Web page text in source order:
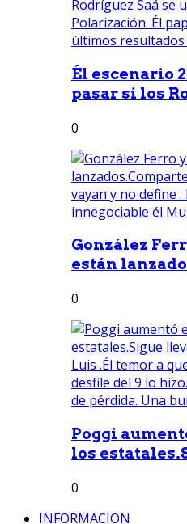
Él escenario
pasar si los
0
González
están
0
Poggi
los
0
INFORMACION